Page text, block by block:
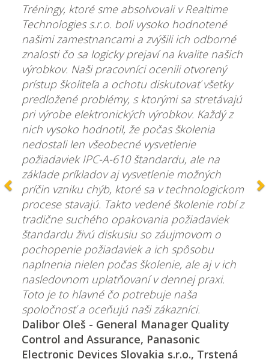
Tréningy, ktoré sme absolvovali v Realtime
Technologies s.r.o. boli vysoko hodnotené
našimi zamestnancami a zvýšili ich odborné
znalosti čo sa logicky prejaví na kvalite našich
výrobkov. Naši pracovníci ocenili otvorený
prístup školiteľa a ochotu diskutovať všetky
predložené problémy, s ktorými sa stretávajú
pri výrobe elektronických výrobkov. Každý z
nich vysoko hodnotil, že počas školenia
nedostali len všeobecné vysvetlenie
požiadaviek IPC-A-610 štandardu, ale na
základe príkladov aj vysvetlenie možných
príčin vzniku chýb, ktoré sa v technologickom
procese stavajú. Takto vedené školenie robí z
tradične suchého opakovania požiadaviek
štandardu živú diskusiu so záujmovom o
pochopenie požiadaviek a ich spôsobu
naplnenia nielen počas školenie, ale aj v ich
nasledovnom uplatňovaní v dennej praxi.
Toto je to hlavné čo potrebuje naša
spoločnosť a oceňujú naši zákazníci.
Dalibor Oleš - General Manager Quality
Control and Assurance, Panasonic
Electronic Devices Slovakia s.r.o., Trstená
Předchozí